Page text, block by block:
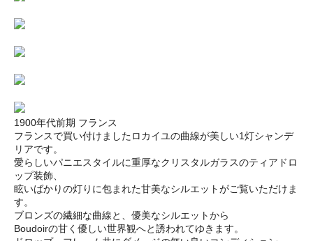
1900年代前期 フランス
フランスで買い付けましたロカイユの曲線が美しい1灯シャンデ
リアです。
愛らしいパニエスタイルに重厚なクリスタルガラスのティアドロ
ップ装飾、
眩いばかりの灯りに包まれた甘美なシルエットがご覧いただけま
す。
ブロンズの繊細な曲線と、優美なシルエットから
Boudoirの甘く優しい世界観へと誘われてゆきます。